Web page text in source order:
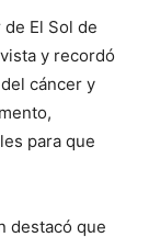
El Sol de
y recordó
cáncer y
para que
destacó que